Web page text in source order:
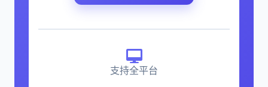
支持全平台